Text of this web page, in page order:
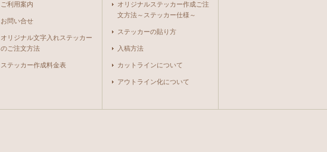
ご利用案内
お問い合せ
オリジナル文字入れステッカー
のご注文方法
ステッカー作成料金表
オリジナルステッカー作成ご注
文方法～ステッカー仕様～
ステッカーの貼り方
入稿方法
カットラインについて
アウトライン化について